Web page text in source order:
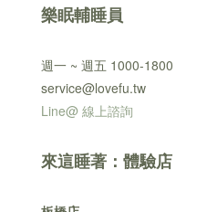
樂眠輔睡員
週一 ~ 週五 1000-1800
service@lovefu.tw
Line@ 線上諮詢
來這睡著：體驗店